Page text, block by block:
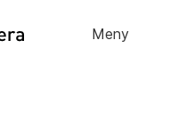
Meny